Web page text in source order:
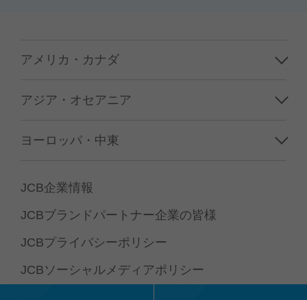
アメリカ・カナダ
ハワイ
カナダ
アジア・オセアニア
韓国
香港／マカオ
中国
タイ
シンガポール
ヨーロッパ・中東
JCB企業情報
JCBブランドパートナー企業の皆様
JCBプライバシーポリシー
JCBソーシャルメディアポリシー